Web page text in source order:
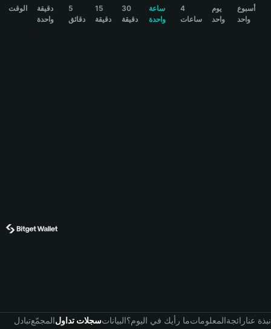
বাংলাالوقت
دقيقة
واحدة
5
دقائق
15
دقيقة
30
دقيقة
ساعة
واحدة
4
ساعات
يوم
واحد
أسبوع
واحد
تبادلالمجمّعسجلات تداولالبياناتما رأيك في اليوم؟المعلوماترائجةنبذة عنا